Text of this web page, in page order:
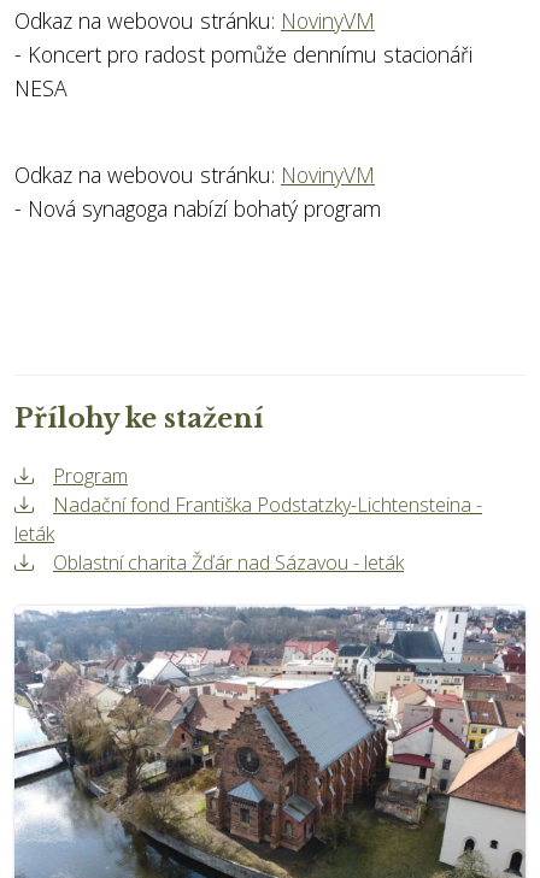
Odkaz na webovou stránku: NovinyVM
- Koncert pro radost pomůže dennímu stacionáři
NESA
Odkaz na webovou stránku: NovinyVM
- Nová synagoga nabízí bohatý program
Přílohy ke stažení
Program
Nadační fond Františka Podstatzky-Lichtensteina -
leták
Oblastní charita Žďár nad Sázavou - leták